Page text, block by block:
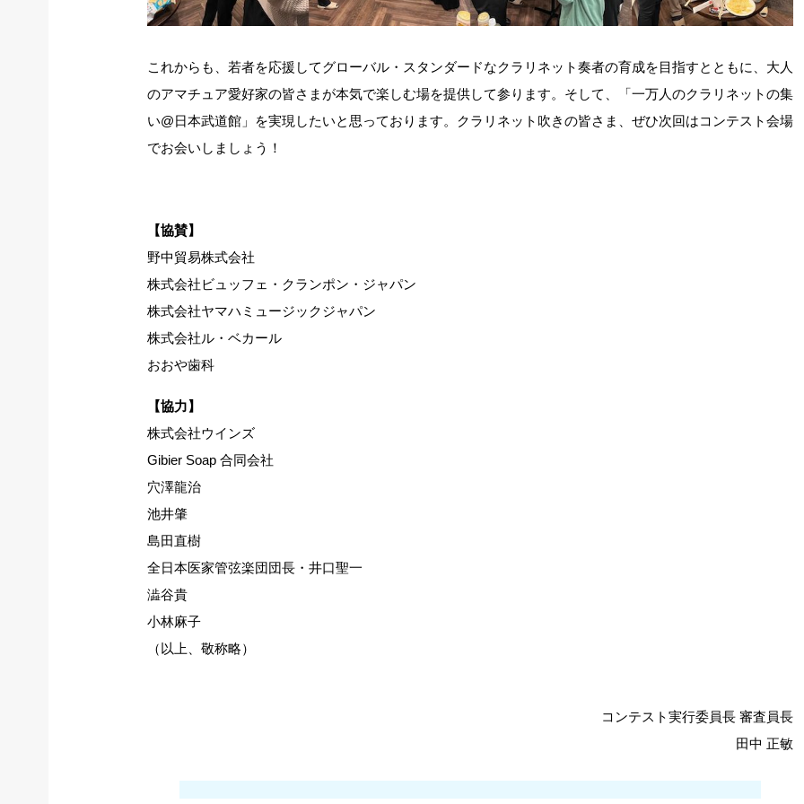
これからも、若者を応援してグローバル・スタンダードなクラリネット奏者の育成を目指すとともに、大人
のアマチュア愛好家の皆さまが本気で楽しむ場を提供して参ります。そして、「一万人のクラリネットの集
い@日本武道館」を実現したいと思っております。クラリネット吹きの皆さま、ぜひ次回はコンテスト会場
でお会いしましょう！
【協賛】
野中貿易株式会社
株式会社ビュッフェ・クランポン・ジャパン
株式会社ヤマハミュージックジャパン
株式会社ル・ベカール
おおや歯科
【協力】
株式会社ウインズ
Gibier Soap 合同会社
穴澤龍治
池井肇
島田直樹
全日本医家管弦楽団団長・井口聖一
澁谷貴
小林麻子
（以上、敬称略）
コンテスト実行委員長 審査員長
田中 正敏